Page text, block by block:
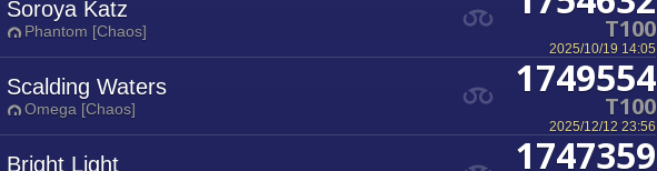
Soroya Katz
Phantom [Chaos] T100
2025/10/19 14:05
Scalding Waters
Omega [Chaos]
1749554
T100
2025/12/12 23:56
Bright Light 1747359